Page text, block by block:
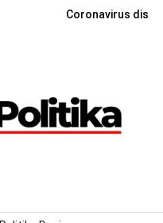
Coronavirus